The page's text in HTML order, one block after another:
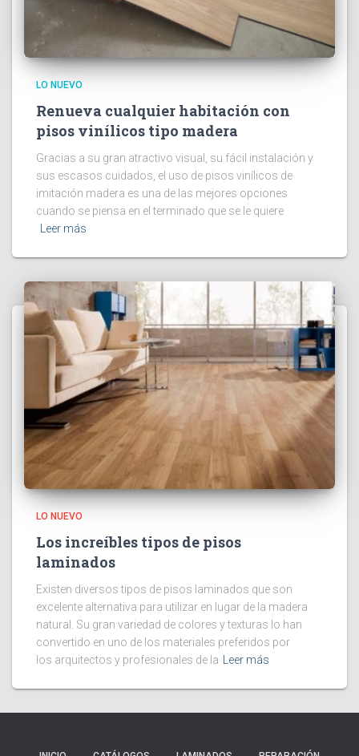
LO NUEVO
Renueva cualquier habitación con
pisos vinílicos tipo madera
Gracias a su gran atractivo visual, su fácil instalación y
sus escasos cuidados, el uso de pisos vinílicos de
imitación madera es una de las mejores opciones
cuando se piensa en el terminado que se le quiere
Leer más
LO NUEVO
Los increíbles tipos de pisos
laminados
Existen diversos tipos de pisos laminados que son
excelente alternativa para utilizar en lugar de la madera
natural. Su gran variedad de colores y texturas lo han
convertido en uno de los materiales preferidos por
los arquitectos y profesionales de la
Leer más